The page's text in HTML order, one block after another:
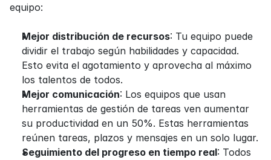
equipo:
Mejor distribución de recursos: Tu equipo puede
dividir el trabajo según habilidades y capacidad.
Esto evita el agotamiento y aprovecha al máximo
los talentos de todos.
Mejor comunicación: Los equipos que usan
herramientas de gestión de tareas ven aumentar
su productividad en un 50%. Estas herramientas
reúnen tareas, plazos y mensajes en un solo lugar.
Seguimiento del progreso en tiempo real: Todos